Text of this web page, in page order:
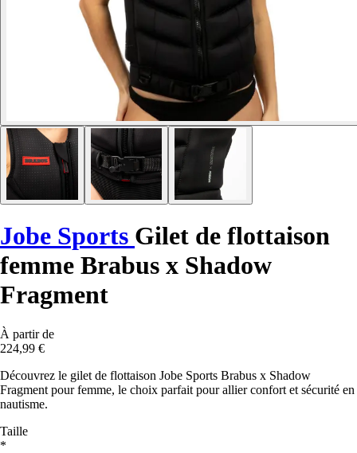
Jobe Sports Gilet de flottaison
femme Brabus x Shadow
Fragment
À partir de
224,99 €
Découvrez le gilet de flottaison Jobe Sports Brabus x Shadow
Fragment pour femme, le choix parfait pour allier confort et sécurité en
nautisme.
Taille
*